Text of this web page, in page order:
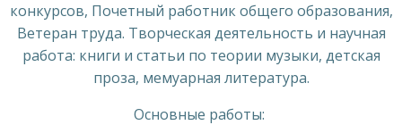
конкурсов, Почетный работник общего образования,
Ветеран труда. Творческая деятельность и научная
работа: книги и статьи по теории музыки, детская
проза, мемуарная литература.
Основные работы: